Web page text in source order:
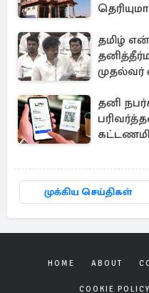
தமிழ்
முதல்வர்
தனி
முக்கிய செய்திகள்
HOME ABOUT
COOKIE POLICY